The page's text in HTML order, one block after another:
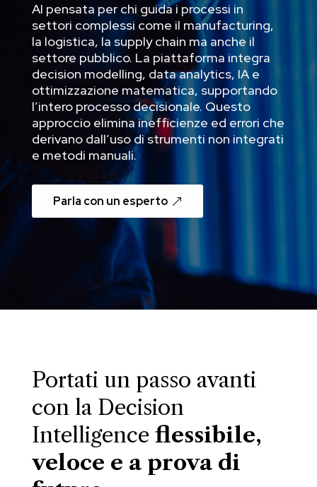
AI pensata per chi guida i processi in
settori complessi come il manufacturing,
la logistica, la supply chain ma anche il
settore pubblico. La piattaforma integra
decision modelling, data analytics, IA e
ottimizzazione matematica, supportando
l’intero processo decisionale. Questo
approccio elimina inefficienze ed errori che
derivano dall’uso di strumenti non integrati
e metodi manuali.
Parla con un esperto
Portati un passo avanti
con la Decision
Intelligence flessibile,
veloce e a prova di